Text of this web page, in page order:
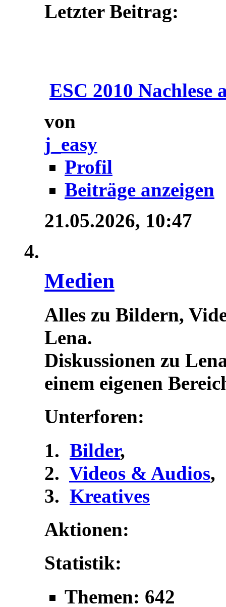
Letzter Beitrag:
ESC 2010 Nachlese
von
j_easy
Profil
Beiträge anzeigen
21.05.2026, 10:47
Medien
Alles zu Bildern,
Lena.
Diskussionen zu
einem eigenen
Unterforen:
Bilder,
Videos & Audios,
Kreatives
Aktionen:
Statistik:
Themen: 642